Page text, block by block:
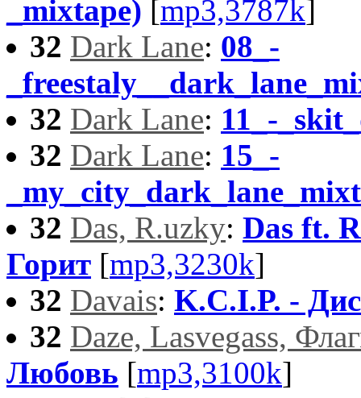
_mixtape) [mp3,3787k]
32 Dark Lane: 08_-
32 Dark Lane: 11_-
32 Dark Lane: 15_-
32 Das, R.uzky: Das ft.
Горит [mp3,3230k]
32 Davais: K.C.I.P. -
32 Daze, Lasvegass,
Любовь [mp3,3100k]